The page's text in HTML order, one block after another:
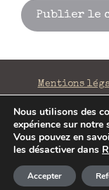
Mentions
©2026 La
206
Article ajouté au
0 Produit - 0,00
Nous utilisons des
expérience sur notre
Vous pouvez en
les désactiver dans
Accepter